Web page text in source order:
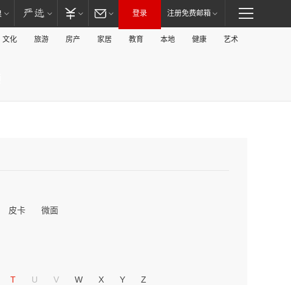
登录 注册免费邮箱
文化 旅游 房产 家居 教育 本地 健康 艺术
皮卡 微面
T U V W X Y Z